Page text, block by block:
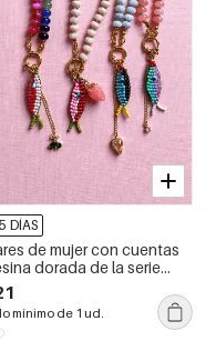
DÍAS
de mujer con cuentas
dorada de la serie
Cute Beads Fish
mínimo de 1 ud.